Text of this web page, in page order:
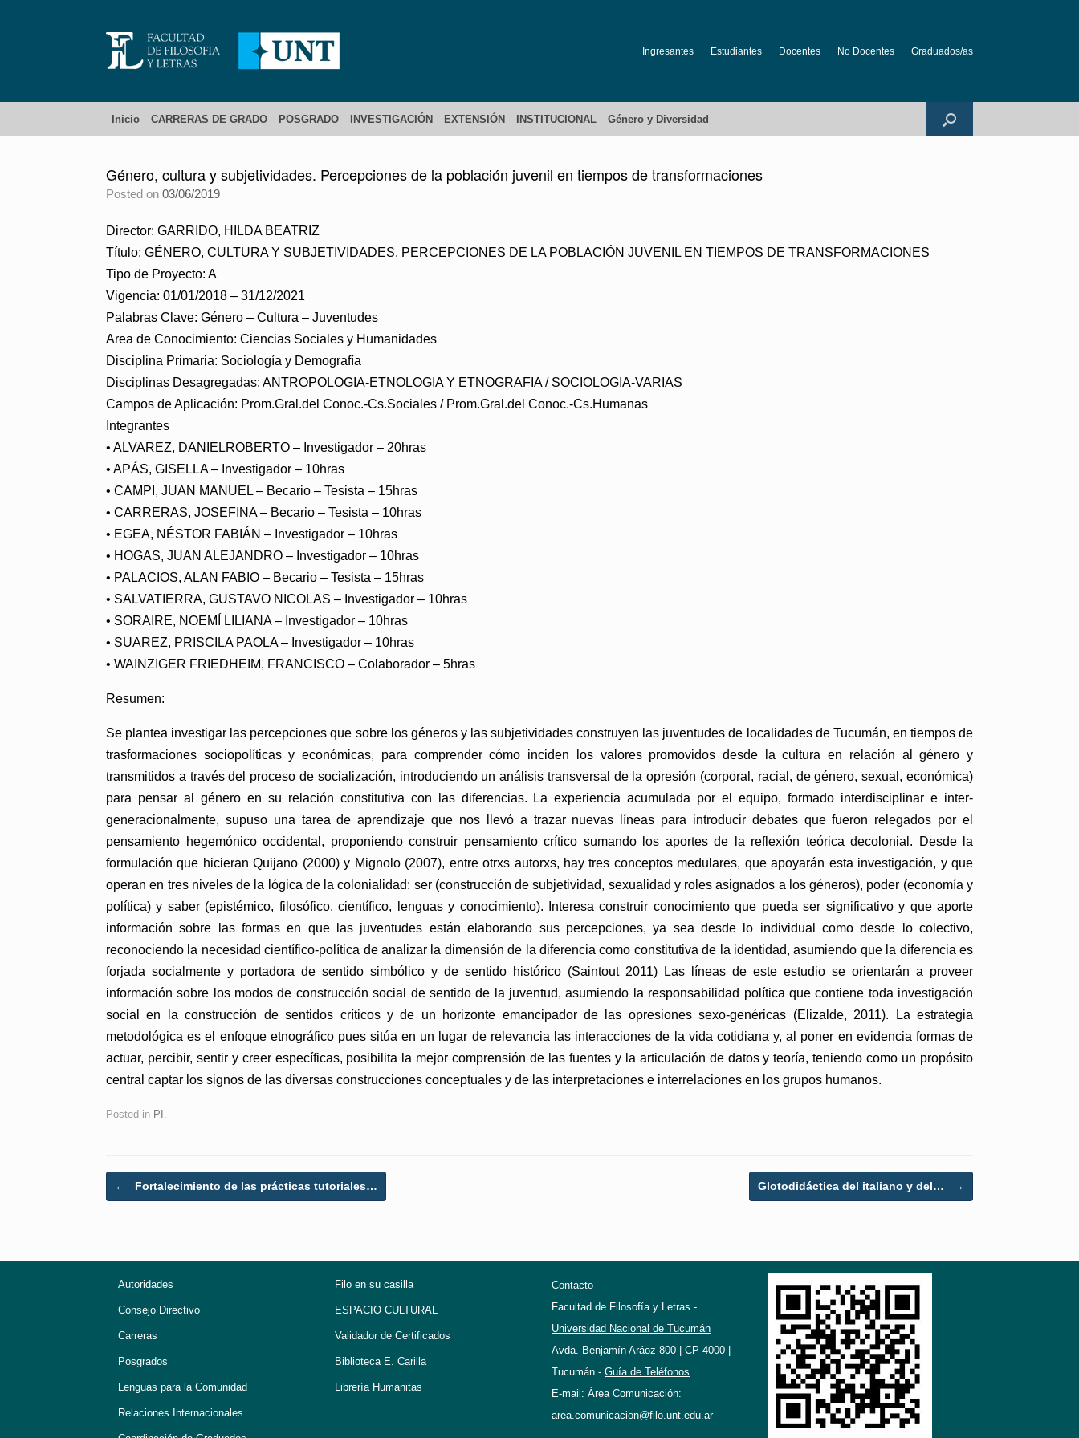
Ingresantes Estudiantes Docentes No Docentes Graduados/as
Inicio CARRERAS DE GRADO POSGRADO INVESTIGACIÓN EXTENSIÓN INSTITUCIONAL Género y Diversidad
Género, cultura y subjetividades. Percepciones de la población juvenil en tiempos de transformaciones
Posted on 03/06/2019
Director: GARRIDO, HILDA BEATRIZ
Título: GÉNERO, CULTURA Y SUBJETIVIDADES. PERCEPCIONES DE LA POBLACIÓN JUVENIL EN TIEMPOS DE TRANSFORMACIONES
Tipo de Proyecto: A
Vigencia: 01/01/2018 – 31/12/2021
Palabras Clave: Género – Cultura – Juventudes
Area de Conocimiento: Ciencias Sociales y Humanidades
Disciplina Primaria: Sociología y Demografía
Disciplinas Desagregadas: ANTROPOLOGIA-ETNOLOGIA Y ETNOGRAFIA / SOCIOLOGIA-VARIAS
Campos de Aplicación: Prom.Gral.del Conoc.-Cs.Sociales / Prom.Gral.del Conoc.-Cs.Humanas
Integrantes
• ALVAREZ, DANIELROBERTO – Investigador – 20hras
• APÁS, GISELLA – Investigador – 10hras
• CAMPI, JUAN MANUEL – Becario – Tesista – 15hras
• CARRERAS, JOSEFINA – Becario – Tesista – 10hras
• EGEA, NÉSTOR FABIÁN – Investigador – 10hras
• HOGAS, JUAN ALEJANDRO – Investigador – 10hras
• PALACIOS, ALAN FABIO – Becario – Tesista – 15hras
• SALVATIERRA, GUSTAVO NICOLAS – Investigador – 10hras
• SORAIRE, NOEMÍ LILIANA – Investigador – 10hras
• SUAREZ, PRISCILA PAOLA – Investigador – 10hras
• WAINZIGER FRIEDHEIM, FRANCISCO – Colaborador – 5hras
Resumen:
Se plantea investigar las percepciones que sobre los géneros y las subjetividades construyen las juventudes de localidades de Tucumán, en tiempos de
trasformaciones sociopolíticas y económicas, para comprender cómo inciden los valores promovidos desde la cultura en relación al género y
transmitidos a través del proceso de socialización, introduciendo un análisis transversal de la opresión (corporal, racial, de género, sexual, económica)
para pensar al género en su relación constitutiva con las diferencias. La experiencia acumulada por el equipo, formado interdisciplinar e inter-
generacionalmente, supuso una tarea de aprendizaje que nos llevó a trazar nuevas líneas para introducir debates que fueron relegados por el
pensamiento hegemónico occidental, proponiendo construir pensamiento crítico sumando los aportes de la reflexión teórica decolonial. Desde la
formulación que hicieran Quijano (2000) y Mignolo (2007), entre otrxs autorxs, hay tres conceptos medulares, que apoyarán esta investigación, y que
operan en tres niveles de la lógica de la colonialidad: ser (construcción de subjetividad, sexualidad y roles asignados a los géneros), poder (economía y
política) y saber (epistémico, filosófico, científico, lenguas y conocimiento). Interesa construir conocimiento que pueda ser significativo y que aporte
información sobre las formas en que las juventudes están elaborando sus percepciones, ya sea desde lo individual como desde lo colectivo,
reconociendo la necesidad científico-política de analizar la dimensión de la diferencia como constitutiva de la identidad, asumiendo que la diferencia es
forjada socialmente y portadora de sentido simbólico y de sentido histórico (Saintout 2011) Las líneas de este estudio se orientarán a proveer
información sobre los modos de construcción social de sentido de la juventud, asumiendo la responsabilidad política que contiene toda investigación
social en la construcción de sentidos críticos y de un horizonte emancipador de las opresiones sexo-genéricas (Elizalde, 2011). La estrategia
metodológica es el enfoque etnográfico pues sitúa en un lugar de relevancia las interacciones de la vida cotidiana y, al poner en evidencia formas de
actuar, percibir, sentir y creer específicas, posibilita la mejor comprensión de las fuentes y la articulación de datos y teoría, teniendo como un propósito
central captar los signos de las diversas construcciones conceptuales y de las interpretaciones e interrelaciones en los grupos humanos.
Posted in PI .
Post navigation
← Fortalecimiento de las prácticas tutoriales… Glotodidáctica del italiano y del… →
Autoridades
Consejo Directivo
Carreras
Posgrados
Lenguas para la Comunidad
Relaciones Internacionales
Filo en su casilla
ESPACIO CULTURAL
Validador de Certificados
Biblioteca E. Carilla
Librería Humanitas
Contacto
Facultad de Filosofía y Letras -
Universidad Nacional de Tucumán
Avda. Benjamín Aráoz 800 | CP 4000 |
Tucumán - Guía de Teléfonos
E-mail: Área Comunicación:
area.comunicacion@filo.unt.edu.ar